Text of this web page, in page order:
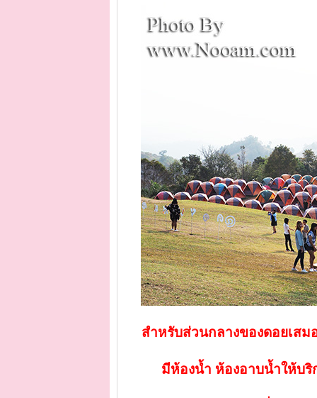
สำหรับส่วนกลางของดอยเส
มีห้องน้ำ ห้องอาบน้ำให้บริ